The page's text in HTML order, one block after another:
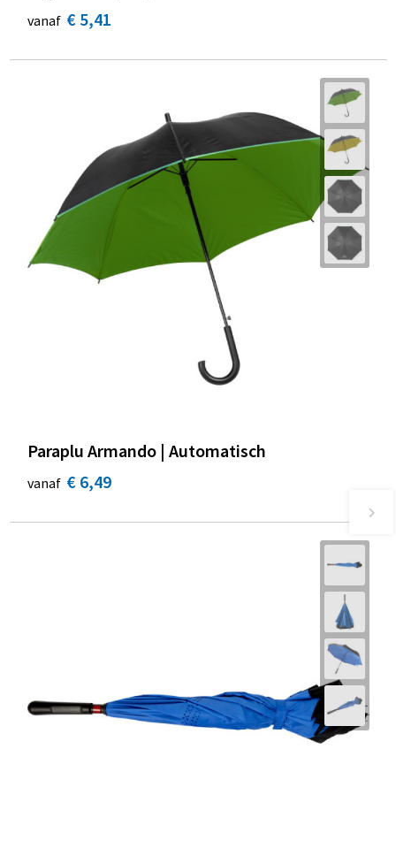
vanaf € 5,41
Paraplu Armando | Automatisch
vanaf € 6,49